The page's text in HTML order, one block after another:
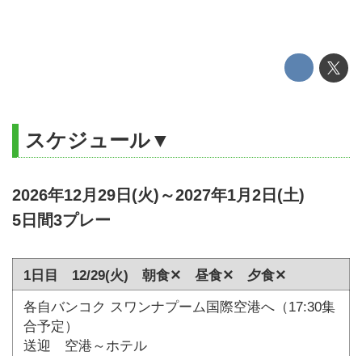
スケジュール▼
2026年12月29日(火)～2027年1月2日(土)
5日間3プレー
1日目 12/29(火) 朝食✕ 昼食✕ 夕食✕
各自バンコク スワンナプーム国際空港へ（17:30集
合予定）
送迎 空港～ホテル